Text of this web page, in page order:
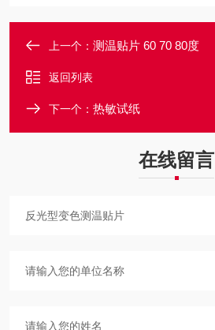
上一个： 测温贴片 60 70 80度
返回列表
下一个： 热敏试纸
在线留言